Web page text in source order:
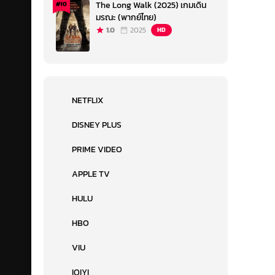
#10
The Long Walk (2025) เกมเดิน
มรณะ (พากย์ไทย)
1.0 2025 HD
NETFLIX
DISNEY PLUS
PRIME VIDEO
APPLE TV
HULU
HBO
VIU
IQIYI